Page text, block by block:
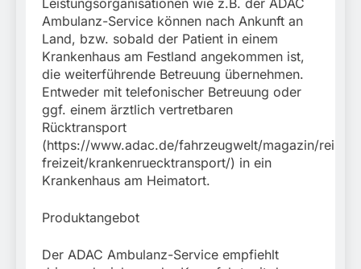
Ambulanz-Service können nach Ankunft an
Land, bzw. sobald der Patient in einem
Krankenhaus am Festland angekommen ist,
die weiterführende Betreuung übernehmen.
Entweder mit telefonischer Betreuung oder
ggf. einem ärztlich vertretbaren
Rücktransport
(https://www.adac.de/fahrzeugwelt/magazin/reise-
freizeit/krankenruecktransport/) in ein
Krankenhaus am Heimatort.
Produktangebot
Der ADAC Ambulanz-Service empfiehlt